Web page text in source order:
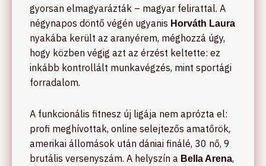
gyorsan elmagyarázták – magyar felirattal. A
négynapos döntő végén ugyanis Horváth Laura
nyakába került az aranyérem, méghozzá úgy,
hogy közben végig azt az érzést keltette: ez
inkább kontrollált munkavégzés, mint sportági
forradalom.
A funkcionális fitnesz új ligája nem aprózta el:
profi meghívottak, online selejtezős amatőrök,
amerikai állomások után dániai finálé, 30 nő, 9
brutális versenyszám. A helyszín a Bella Arena,